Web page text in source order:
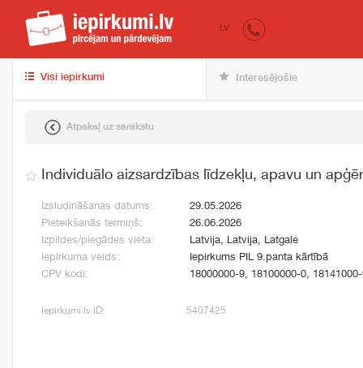
iepirkumi.lv
LV
Visi iepirkumi Interesējošie
Atpakaļ uz sarakstu
Individuālo aizsardzības līdzekļu, apavu un
Izsludināšanas datums:
29.05.2026
Pieteikšanās termiņš:
26.06.2026
Izpildes/piegādes vieta:
Latvija, Latvija, Latgale
Iepirkuma veids:
Iepirkums PIL 9.panta kārtībā
CPV kodi:
18000000-9, 18100000-0,
Iepirkumi.lv ID: 5407425